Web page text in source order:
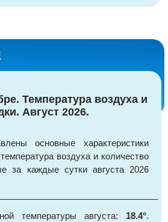
Температура воздуха и
Август 2026.
основные характеристики
воздуха и количество
за каждые сутки августа 2026
температуры августа: 18.4°.